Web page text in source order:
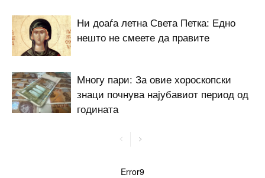
Ни доаѓа летна Света Петка: Едно
нешто не смеете да правите
Многу пари: За овие хороскопски
знаци почнува најубавиот период од
годината
Error9